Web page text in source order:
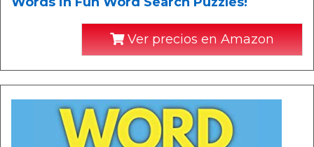
Ver precios en Amazon